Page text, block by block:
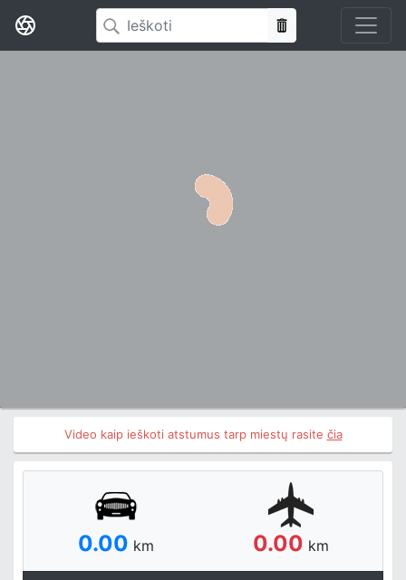
Video kaip ieškoti atstumus tarp miestų rasite čia
0.00 km 0.00 km